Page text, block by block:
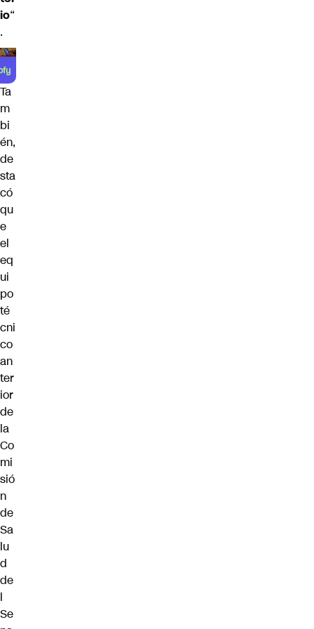
io“
.
Ta
m
bi
én,
de
sta
có
qu
e
el
eq
ui
po
té
cni
co
an
ter
ior
de
la
Co
mi
sió
n
de
Sa
lu
d
de
l
Se